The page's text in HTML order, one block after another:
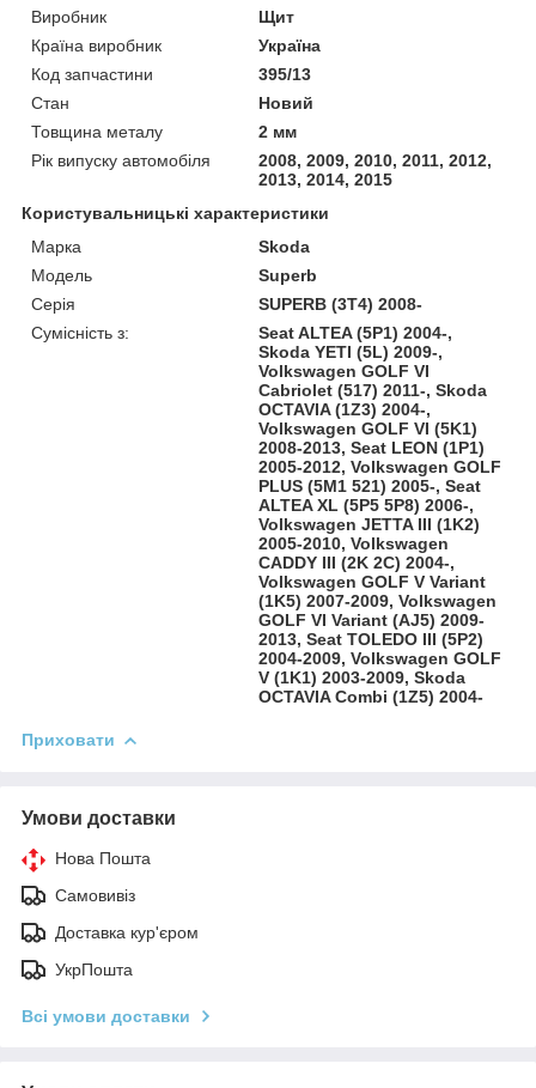
Виробник
Щит
Країна виробник
Україна
Код запчастини
395/13
Стан
Новий
Товщина металу
2 мм
Рік випуску автомобіля
2008, 2009, 2010, 2011, 2012,
2013, 2014, 2015
Користувальницькі характеристики
Марка
Skoda
Модель
Superb
Серія
SUPERB (3T4) 2008-
Сумісність з:
Seat ALTEA (5P1) 2004-,
Skoda YETI (5L) 2009-,
Volkswagen GOLF VI
Cabriolet (517) 2011-, Skoda
OCTAVIA (1Z3) 2004-,
Volkswagen GOLF VI (5K1)
2008-2013, Seat LEON (1P1)
2005-2012, Volkswagen GOLF
PLUS (5M1 521) 2005-, Seat
ALTEA XL (5P5 5P8) 2006-,
Volkswagen JETTA III (1K2)
2005-2010, Volkswagen
CADDY III (2K 2C) 2004-,
Volkswagen GOLF V Variant
(1K5) 2007-2009, Volkswagen
GOLF VI Variant (AJ5) 2009-
2013, Seat TOLEDO III (5P2)
2004-2009, Volkswagen GOLF
V (1K1) 2003-2009, Skoda
OCTAVIA Combi (1Z5) 2004-
Приховати
Умови доставки
Нова Пошта
Самовивіз
Доставка кур'єром
УкрПошта
Всі умови доставки